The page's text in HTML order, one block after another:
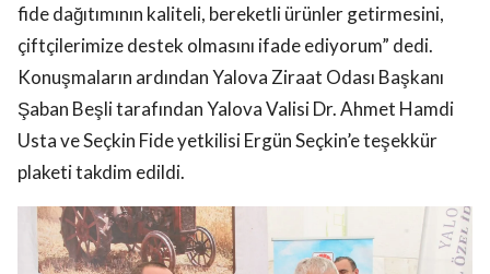
fide dağıtımının kaliteli, bereketli ürünler getirmesini,
çiftçilerimize destek olmasını ifade ediyorum” dedi.
Konuşmaların ardından Yalova Ziraat Odası Başkanı
Şaban Beşli tarafından Yalova Valisi Dr. Ahmet Hamdi
Usta ve Seçkin Fide yetkilisi Ergün Seçkin’e teşekkür
plaketi takdim edildi.